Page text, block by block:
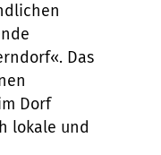
Das
Dorf
lokale und